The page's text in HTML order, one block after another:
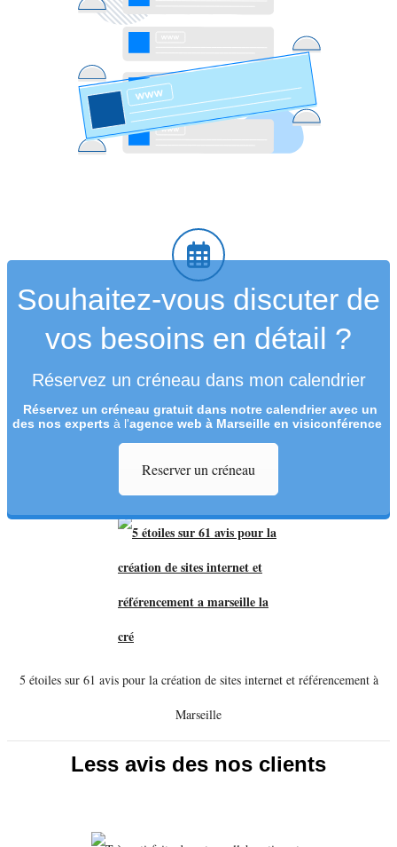
Souhaitez-vous discuter de
vos besoins en détail ?
Réservez un créneau dans mon calendrier
Réservez un créneau gratuit dans notre calendrier avec un
des nos experts à l'agence web à Marseille en visiconférence
Reserver un créneau
5 étoiles sur 61 avis pour la création de sites internet et référencement à
Marseille
Less avis des nos clients